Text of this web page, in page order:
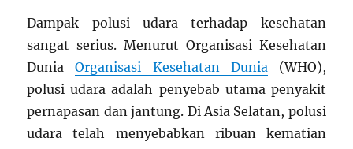
Dampak polusi udara terhadap kesehatan
sangat serius. Menurut Organisasi Kesehatan
DuniaOrganisasi Kesehatan Dunia (WHO),
polusi udara adalah penyebab utama penyakit
pernapasan dan jantung. Di Asia Selatan, polusi
udara telah menyebabkan ribuan kematian